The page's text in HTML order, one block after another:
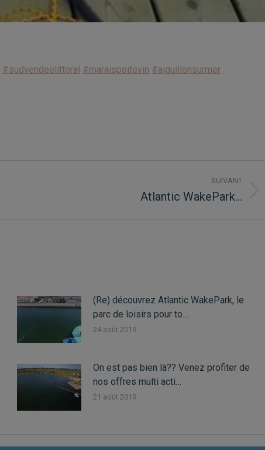
#sudvendeelittoral #maraispoitevin #aiguillonsurmer
SUIVANT
Atlantic WakePark…
(Re) découvrez Atlantic WakePark, le
parc de loisirs pour to…
24 août 2019
On est pas bien là?? Venez profiter de
nos offres multi acti…
21 août 2019